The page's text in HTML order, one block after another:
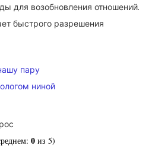
для возобновления отношений.
быстрого разрешения
пару
ниной
0 из 5)